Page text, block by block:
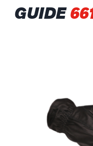
GUIDE